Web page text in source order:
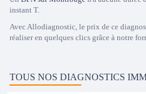
instant T.
Avec Allodiagnostic, le prix de ce
réaliser en quelques clics grâce à notre
TOUS NOS DIAGNOSTICS